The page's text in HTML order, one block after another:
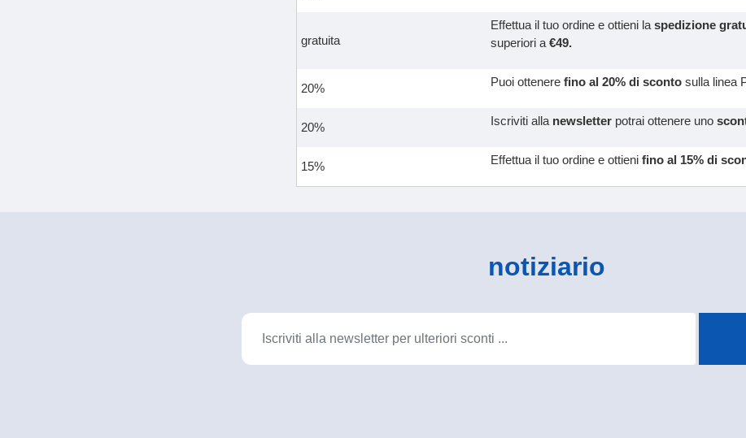
gratuita
Effettua il tuo ordine e ottieni la spedizione
superiori a €49.
20% Puoi ottenere fino al 20% di sconto sulla linea
20% Iscriviti alla newsletter potrai ottenere uno
15% Effettua il tuo ordine e ottieni fino al 15% di
notiziario